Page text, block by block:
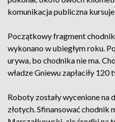
komunikacja publiczna
Początkowy fragment
wykonano w ubiegłym roku.
urywa, bo chodnika nie ma.
władze Gniewu zapłaciły 120
Roboty zostały wycenione na
złotych. Sfinansować chodnik